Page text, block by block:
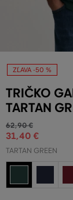
ZĽAVA -50 %
TRIČKO
TARTAN
62,90 €
31,40 €
TARTAN GREEN